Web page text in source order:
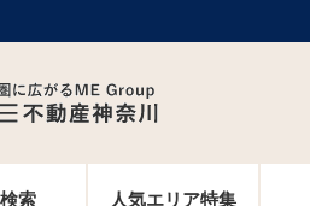
索 人気エリア特集